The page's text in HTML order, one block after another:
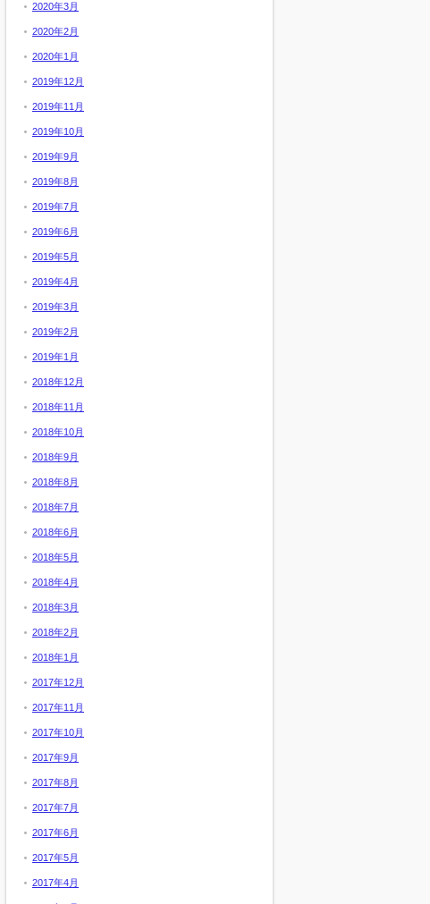
2020年3月
2020年2月
2020年1月
2019年12月
2019年11月
2019年10月
2019年9月
2019年8月
2019年7月
2019年6月
2019年5月
2019年4月
2019年3月
2019年2月
2019年1月
2018年12月
2018年11月
2018年10月
2018年9月
2018年8月
2018年7月
2018年6月
2018年5月
2018年4月
2018年3月
2018年2月
2018年1月
2017年12月
2017年11月
2017年10月
2017年9月
2017年8月
2017年7月
2017年6月
2017年5月
2017年4月